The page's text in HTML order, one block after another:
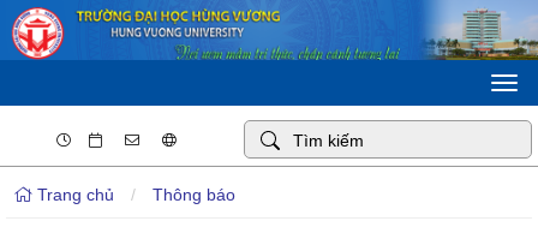
Trang chủ / Thông báo